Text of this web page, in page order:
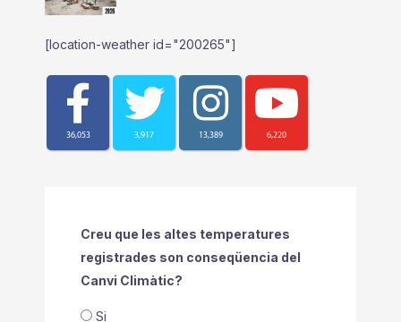
[location-weather id="200265"]
36,053 3,917 13,389 6,220
Creu que les altes temperatures
registrades son conseqüencia del
Canvi Climàtic?
Si